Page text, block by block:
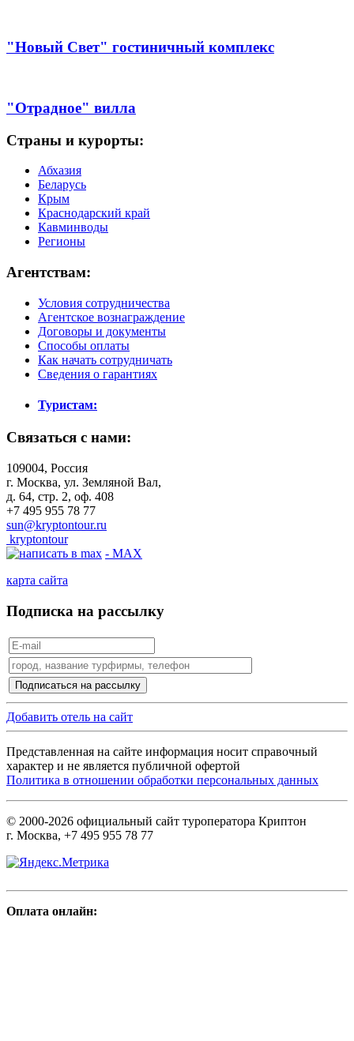
"Новый Свет" гостиничный комплекс
"Отрадное" вилла
Страны и курорты:
Абхазия
Беларусь
Крым
Краснодарский край
Кавминводы
Регионы
Агентствам:
Условия сотрудничества
Агентское вознаграждение
Договоры и документы
Способы оплаты
Как начать сотрудничать
Сведения о гарантиях
Туристам:
Связаться с нами:
109004, Россия
г. Москва, ул. Земляной Вал,
д. 64, стр. 2, оф. 408
+7 495 955 78 77
sun@kryptontour.ru
kryptontour
- MAX
карта сайта
Подписка на рассылку
Добавить отель на сайт
Представленная на сайте информация носит справочный
характер и не является публичной офертой
Политика в отношении обработки персональных данных
© 2000-2026 официальный сайт туроператора Криптон
г. Москва, +7 495 955 78 77
Оплата онлайн: